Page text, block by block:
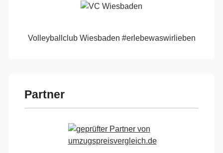
Volleyballclub Wiesbaden #erlebewaswirlieben
Partner